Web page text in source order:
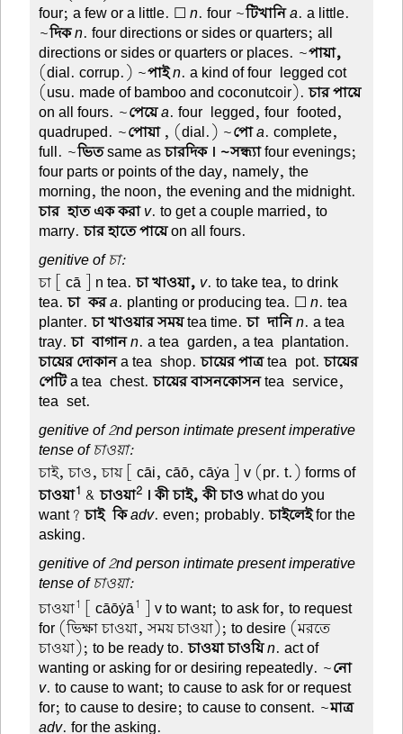
four; a few or a little. ☐n. four ~টিখানিa. a little.
~দিকn. four directions or sides or quarters; all
directions or sides or quarters or places. ~পায়া,
(dial. corrup.) ~পাইn. a kind of four-legged cot
(usu. made of bamboo and coconutcoir).চার পায়ে
on all fours. ~পেয়েa. four-legged, four-footed,
quadruped. ~পোয়া, (dial.) ~পোa. complete,
full. ~ভিতsame asচারদিক । ~সন্ধ্যাfour evenings;
four parts or points of the day, namely, the
morning, the noon, the evening and the midnight.
চার-হাত এক করা v. to get a couple married, to
marry.চার হাতে পায়েon all fours.
genitive of চা:
চা [ cā ] n tea.চা খাওয়া, v. to take tea, to drink
tea.চা-করa. planting or producing tea. ☐n. tea-
planter.চা খাওয়ার সময়tea time.চা-দানিn. a tea-
tray.চা-বাগানn. a tea-garden, a tea-plantation.
চায়ের দোকানa tea-shop.চায়ের পাত্রtea-pot.চায়ের
পেটিa tea-chest.চায়ের বাসনকোসনtea-service,
tea-set.
genitive of 2nd person intimate present imperative
tense of চাওয়া:
চাই, চাও, চায়[ cāi, cāō, cāẏa ] v (pr. t.) forms of
চাওয়া1 &চাওয়া2 । কী চাই, কী চাওwhat do you
want?চাই-কিadv. even; probably.চাইলেইfor the
asking.
genitive of 2nd person intimate present imperative
tense of চাওয়া:
চাওয়া1 [ cāōẏā1
] v to want; to ask for, to request
for (ভিক্ষা চাওয়া, সময় চাওয়া); to desire (মরতে
চাওয়া); to be ready to.চাওয়া চাওয়িn. act of
wanting or asking for or desiring repeatedly. ~নো
v. to cause to want; to cause to ask for or request
for; to cause to desire; to cause to consent. ~মাত্র
adv. for the asking.